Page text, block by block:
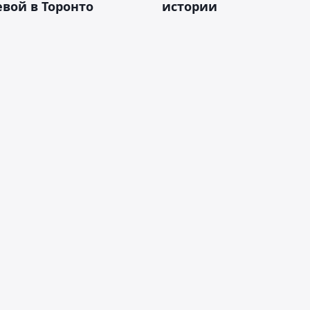
в Торонто
истории